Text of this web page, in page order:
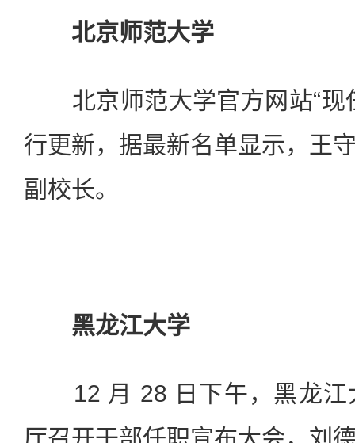
北京师范大学
北京师范大学官方网站“现
行更新，据最新名单显示，王
副校长。
黑龙江大学
12 月 28 日下午，黑龙江